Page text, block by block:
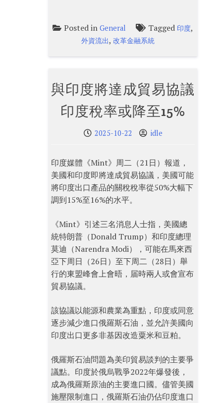
Posted inGeneral Tagged 印度,
外資流出,改革金融系統
與印度將達成貿易協議
印度稅率或降至15%
2025-10-22 idle
印度媒體《Mint》周二（21日）報道，
美國和印度即將達成貿易協議，美國可能
將印度出口產品的關稅稅率從50%大幅下
調到15%至16%的水平。
《Mint》引述三名消息人士指，美國總
統特朗普（Donald Trump）和印度總理
莫迪（Narendra Modi），可能在馬來西
亞下周日（26日）至下周二（28日）舉
行的東盟峰會上會晤，届時兩人或會宣布
貿易協議。
該協議以能源和農業為重點，印度或同意
逐步減少進口俄羅斯石油，並允許美國向
印度出口更多非基因改造粟米和豆粕。
俄羅斯石油問題為美印貿易談判的主要爭
議點。印度於俄烏戰爭2022年爆發後，
成為俄羅斯原油的主要進口國。儘管美國
施壓限制進口，俄羅斯石油仍佔印度進口